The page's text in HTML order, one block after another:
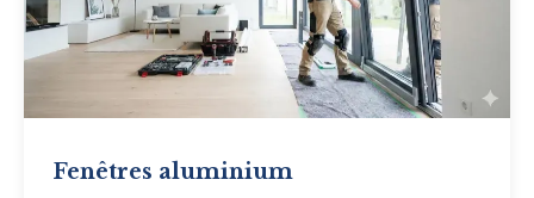
Fenêtres aluminium